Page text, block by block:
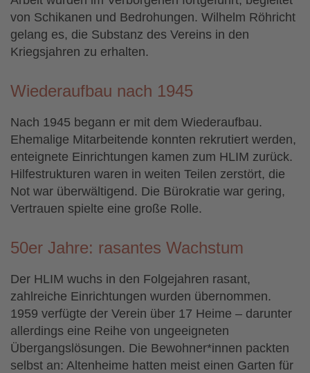
von Schikanen und Bedrohungen. Wilhelm Röhricht
gelang es, die Substanz des Vereins in den
Kriegsjahren zu erhalten.
Wiederaufbau nach 1945
Nach 1945 begann er mit dem Wiederaufbau.
Ehemalige Mitarbeitende konnten rekrutiert werden,
enteignete Einrichtungen kamen zum HLIM zurück.
Hilfestrukturen waren in weiten Teilen zerstört, die
Not war überwältigend. Die Bürokratie war gering,
Vertrauen spielte eine große Rolle.
50er Jahre: rasantes Wachstum
Der HLIM wuchs in den Folgejahren rasant,
zahlreiche Einrichtungen wurden übernommen.
1959 verfügte der Verein über 17 Heime – darunter
allerdings eine Reihe von ungeeigneten
Übergangslösungen. Die Bewohner*innen packten
selbst an: Altenheime hatten meist einen Garten für